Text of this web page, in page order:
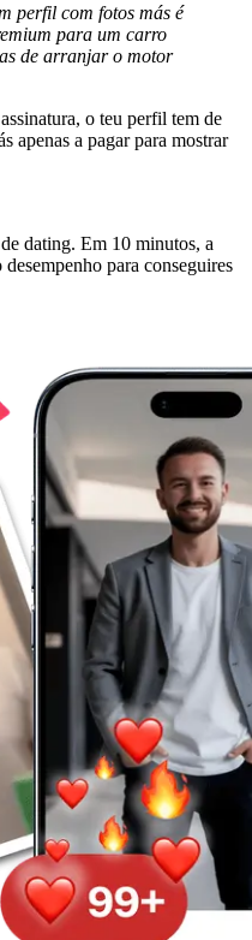
perfil com fotos más é
para um carro
de arranjar o motor
o teu perfil tem de
apenas a pagar para mostrar
dating. Em 10 minutos, a
para conseguires